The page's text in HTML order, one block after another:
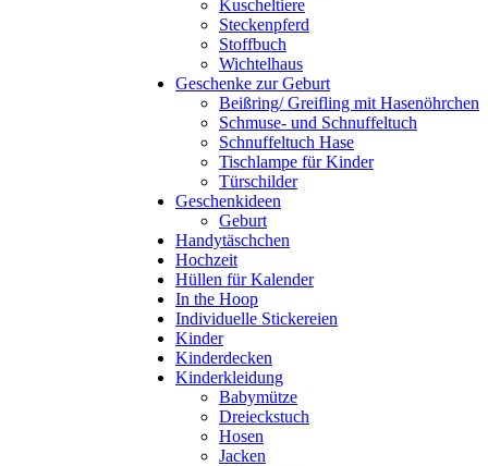
Kuscheltiere
Steckenpferd
Stoffbuch
Wichtelhaus
Geschenke zur Geburt
Beißring/ Greifling mit Hasenöhrchen
Schmuse- und Schnuffeltuch
Schnuffeltuch Hase
Tischlampe für Kinder
Türschilder
Geschenkideen
Geburt
Handytäschchen
Hochzeit
Hüllen für Kalender
In the Hoop
Individuelle Stickereien
Kinder
Kinderdecken
Kinderkleidung
Babymütze
Dreieckstuch
Hosen
Jacken